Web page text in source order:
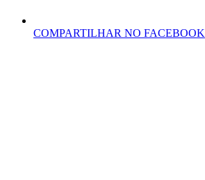
COMPARTILHAR NO FACEBOOK